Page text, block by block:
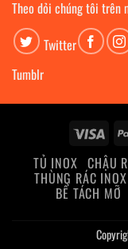
Theo dỏi chúng tôi trên
Twitter
Tumblr
Visa
TỦ INOX CHẬU
THÙNG RÁC INOX
BỂ TÁCH MỠ